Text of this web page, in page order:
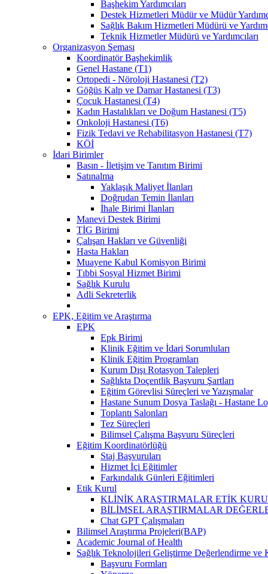
Başhekim Yardımcıları
Destek Hizmetleri Müdür ve Müdür
Sağlık Bakım Hizmetleri Müdürü ve
Teknik Hizmetler Müdürü ve Yardımcıları
Organizasyon Şeması
Koordinatör Başhekimlik
Genel Hastane (T1)
Ortopedi - Nöroloji Hastanesi (T2)
Göğüs Kalp ve Damar Hastanesi (T3)
Çocuk Hastanesi (T4)
Kadın Hastalıkları ve Doğum Hastanesi (T5)
Onkoloji Hastanesi (T6)
Fizik Tedavi ve Rehabilitasyon Hastanesi (T7)
KÖİ
İdari Birimler
Basın - İletişim ve Tanıtım Birimi
Satınalma
Yaklaşık Maliyet İlanları
Doğrudan Temin İlanları
İhale Birimi İlanları
Manevi Destek Birimi
TİG Birimi
Çalışan Hakları ve Güvenliği
Hasta Hakları
Muayene Kabul Komisyon Birimi
Tıbbi Sosyal Hizmet Birimi
Sağlık Kurulu
Adli Sekreterlik
EPK, Eğitim ve Araştırma
EPK
Epk Birimi
Klinik Eğitim ve İdari Sorumluları
Klinik Eğitim Programları
Kurum Dışı Rotasyon Talepleri
Sağlıkta Doçentlik Başvuru Şartları
Eğitim Görevlisi Süreçleri ve Yazışmalar
Hastane Sunum Dosya Taslağı - Hastane
Toplantı Salonları
Tez Süreçleri
Bilimsel Çalışma Başvuru Süreçleri
Eğitim Koordinatörlüğü
Staj Başvuruları
Hizmet İçi Eğitimler
Farkındalık Günleri Eğitimleri
Etik Kurul
KLİNİK ARAŞTIRMALAR ETİK KURUL
BİLİMSEL ARAŞTIRMALAR
Chat GPT Çalışmaları
Bilimsel Araştırma Projeleri(BAP)
Academic Journal of Health
Sağlık Teknolojileri Geliştirme Değerlendirme ve
Başvuru Formları